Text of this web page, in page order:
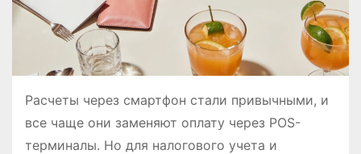
Расчеты через смартфон стали привычными, и
все чаще они заменяют оплату через POS-
терминалы. Но для налогового учета и